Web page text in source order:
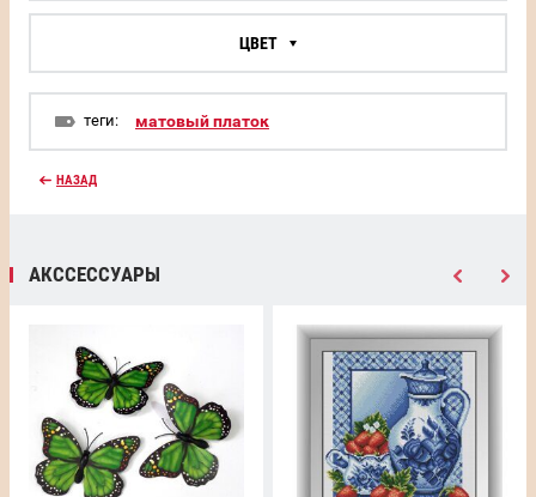
ЦВЕТ
теги: матовый платок
НАЗАД
АКССЕССУАРЫ